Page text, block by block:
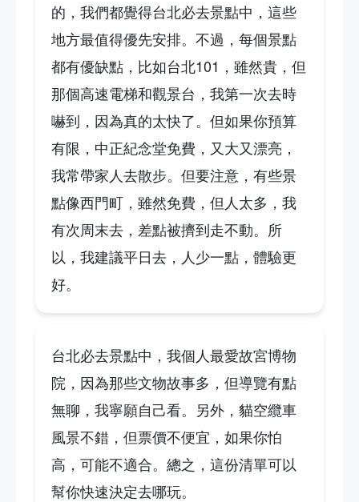
的，我們都覺得台北必去景點中，這些
地方最值得優先安排。不過，每個景點
都有優缺點，比如台北101，雖然貴，但
那個高速電梯和觀景台，我第一次去時
嚇到，因為真的太快了。但如果你預算
有限，中正紀念堂免費，又大又漂亮，
我常帶家人去散步。但要注意，有些景
點像西門町，雖然免費，但人太多，我
有次周末去，差點被擠到走不動。所
以，我建議平日去，人少一點，體驗更
好。
台北必去景點中，我個人最愛故宮博物
院，因為那些文物故事多，但導覽有點
無聊，我寧願自己看。另外，貓空纜車
風景不錯，但票價不便宜，如果你怕
高，可能不適合。總之，這份清單可以
幫你快速決定去哪玩。